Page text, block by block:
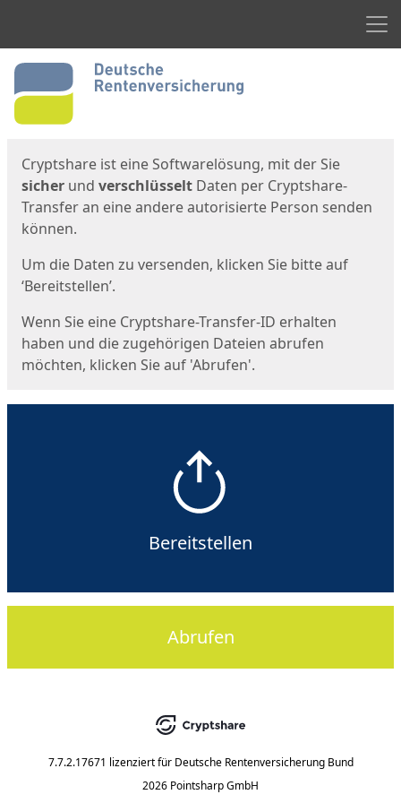
Start
Cryptshare ist eine Softwarelösung, mit der Sie
sicher und verschlüsselt Daten per Cryptshare-
Transfer an eine andere autorisierte Person senden
können.
Um die Daten zu versenden, klicken Sie bitte auf
‘Bereitstellen’.
Wenn Sie eine Cryptshare-Transfer-ID erhalten
haben und die zugehörigen Dateien abrufen
möchten, klicken Sie auf 'Abrufen'.
Bereitstellen
Abrufen
7.7.2.17671 lizenziert für Deutsche Rentenversicherung Bund
2026 Pointsharp GmbH